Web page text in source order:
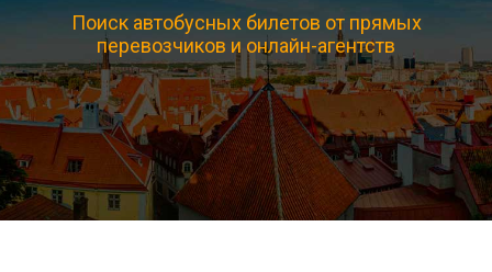
Поиск автобусных билетов от прямых
перевозчиков и онлайн-агентств